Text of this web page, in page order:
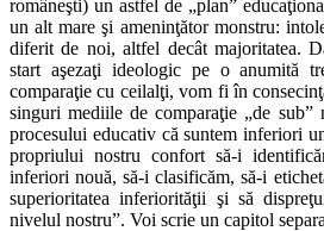
româneşti) un astfel de „plan”
un alt mare şi ameninţător monstru:
diferit de noi, altfel decât majoritatea.
start aşezaţi ideologic pe o anumită
comparaţie cu ceilalţi, vom fi în
singuri mediile de comparaţie „de
procesului educativ că suntem inferiori
propriului nostru confort să-i
inferiori nouă, să-i clasificăm, să-i
superioritatea inferiorităţii şi să
nivelul nostru”. Voi scrie un capitol